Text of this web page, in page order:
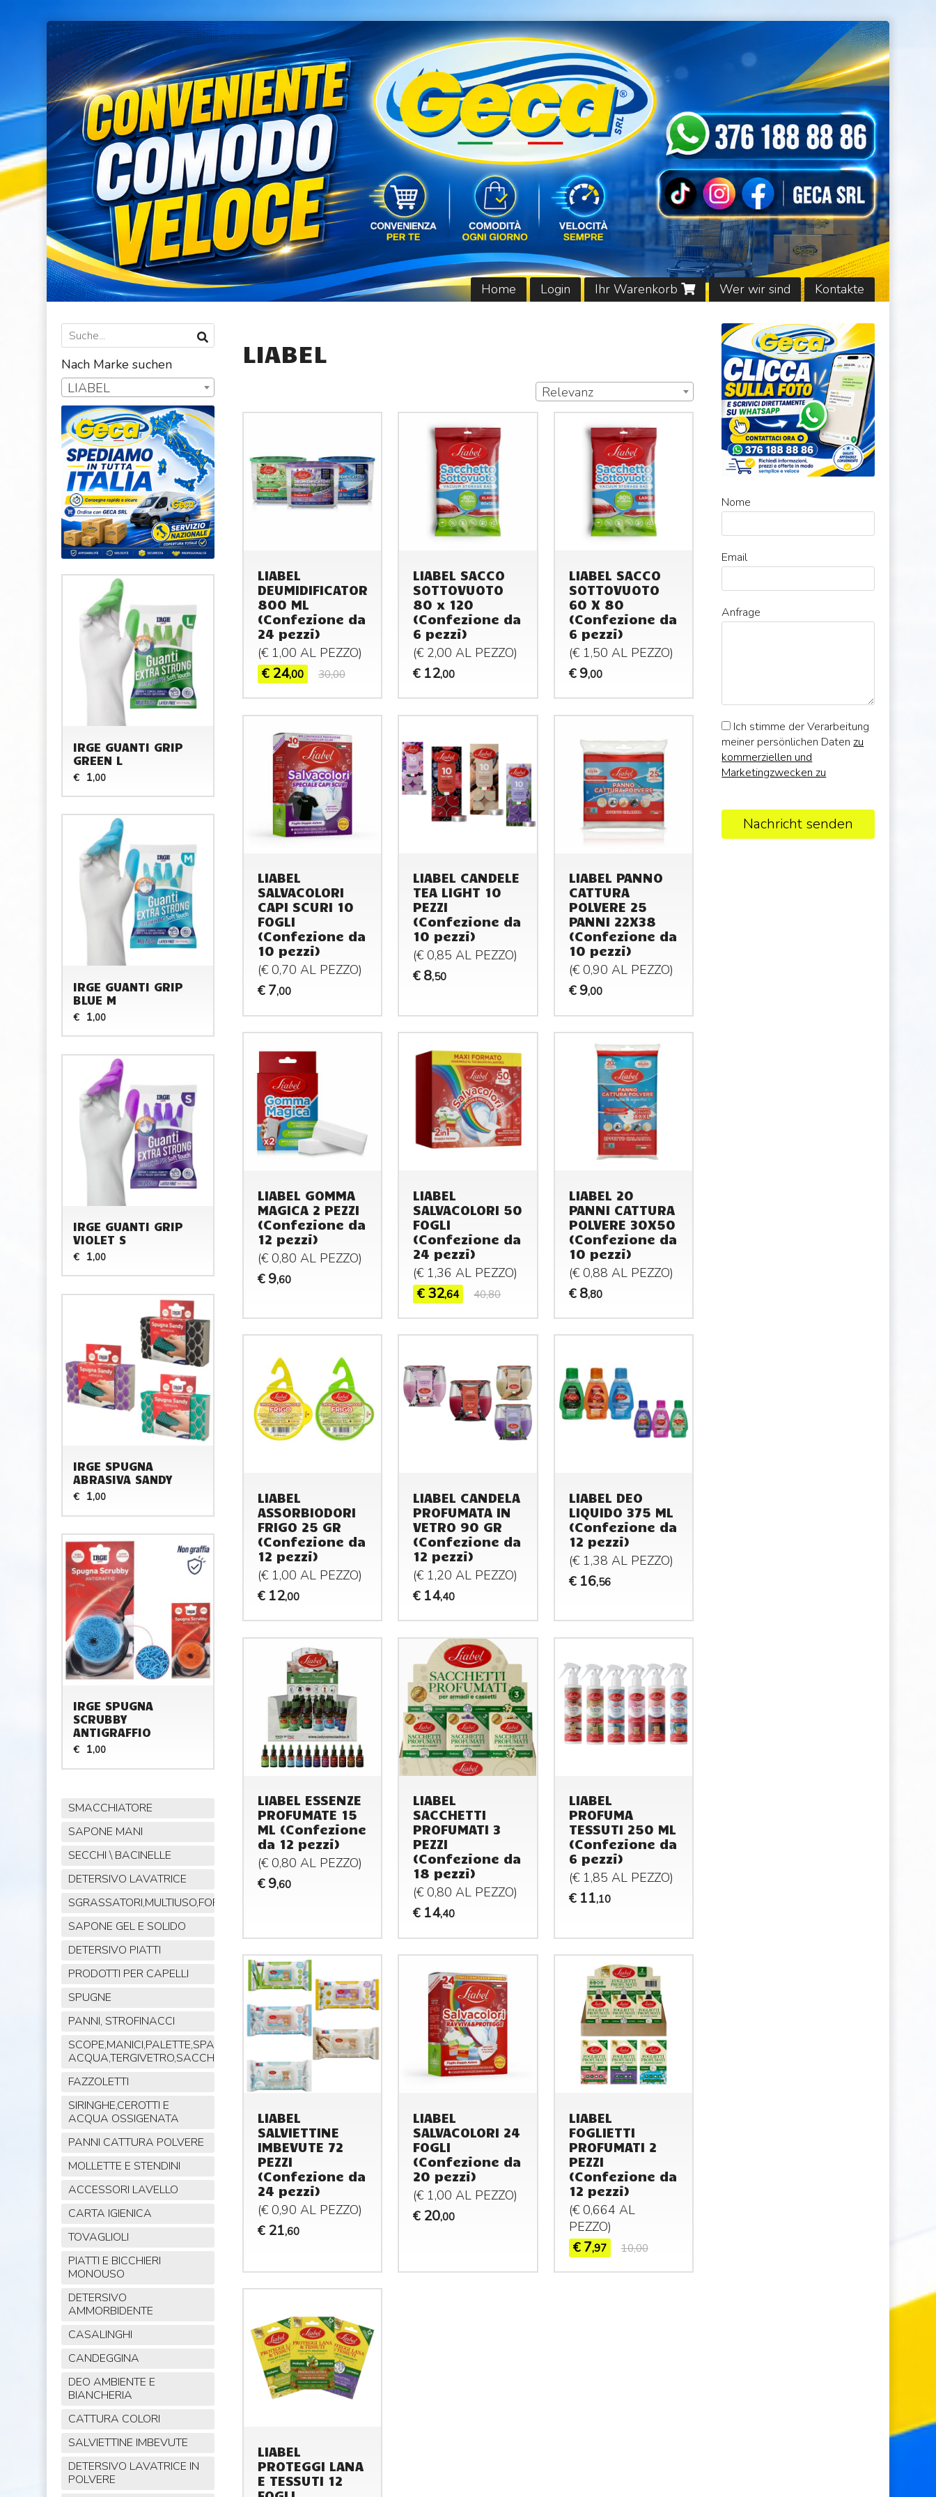
Home Login Ihr Warenkorb Wer wir sind Kontakte
LIABEL
Relevanz
LIABEL
DEUMIDIFICATORE
800 ML
(Confezione da
24 pezzi)
(€ 1,00 AL PEZZO)
€ 24,00 30,00
LIABEL SACCO
SOTTOVUOTO
80 x 120
(Confezione da
6 pezzi)
(€ 2,00 AL PEZZO)
€ 12,00
LIABEL SACCO
SOTTOVUOTO
60 X 80
(Confezione da
6 pezzi)
(€ 1,50 AL PEZZO)
€ 9,00
LIABEL
SALVACOLORI
CAPI SCURI 10
FOGLI
(Confezione da
10 pezzi)
(€ 0,70 AL PEZZO)
€ 7,00
LIABEL CANDELE
TEA LIGHT 10
PEZZI
(Confezione da
10 pezzi)
(€ 0,85 AL PEZZO)
€ 8,50
LIABEL PANNO
CATTURA
POLVERE 25
PANNI 22X38
(Confezione da
10 pezzi)
(€ 0,90 AL PEZZO)
€ 9,00
LIABEL GOMMA
MAGICA 2 PEZZI
(Confezione da
12 pezzi)
(€ 0,80 AL PEZZO)
€ 9,60
LIABEL
SALVACOLORI 50
FOGLI
(Confezione da
24 pezzi)
(€ 1,36 AL PEZZO)
€ 32,64 40,80
LIABEL 20
PANNI CATTURA
POLVERE 30X50
(Confezione da
10 pezzi)
(€ 0,88 AL PEZZO)
€ 8,80
LIABEL
ASSORBIODORI
FRIGO 25 GR
(Confezione da
12 pezzi)
(€ 1,00 AL PEZZO)
€ 12,00
LIABEL CANDELA
PROFUMATA IN
VETRO 90 GR
(Confezione da
12 pezzi)
(€ 1,20 AL PEZZO)
€ 14,40
LIABEL DEO
LIQUIDO 375 ML
(Confezione da
12 pezzi)
(€ 1,38 AL PEZZO)
€ 16,56
LIABEL ESSENZE
PROFUMATE 15
ML (Confezione
da 12 pezzi)
(€ 0,80 AL PEZZO)
€ 9,60
LIABEL
SACCHETTI
PROFUMATI 3
PEZZI
(Confezione da
18 pezzi)
(€ 0,80 AL PEZZO)
€ 14,40
LIABEL
PROFUMA
TESSUTI 250 ML
(Confezione da
6 pezzi)
(€ 1,85 AL PEZZO)
€ 11,10
LIABEL
SALVIETTINE
IMBEVUTE 72
PEZZI
(Confezione da
24 pezzi)
(€ 0,90 AL PEZZO)
€ 21,60
LIABEL
SALVACOLORI 24
FOGLI
(Confezione da
20 pezzi)
(€ 1,00 AL PEZZO)
€ 20,00
LIABEL
FOGLIETTI
PROFUMATI 2
PEZZI
(Confezione da
12 pezzi)
(€ 0,664 AL
PEZZO)
€ 7,97 10,00
LIABEL
PROTEGGI LANA
E TESSUTI 12
Nach Marke suchen
LIABEL
IRGE GUANTI GRIP
GREEN L
€ 1,00
IRGE GUANTI GRIP
BLUE M
€ 1,00
IRGE GUANTI GRIP
VIOLET S
€ 1,00
IRGE SPUGNA
ABRASIVA SANDY
€ 1,00
IRGE SPUGNA
SCRUBBY
ANTIGRAFFIO
€ 1,00
SMACCHIATORE
SAPONE MANI
SECCHI \ BACINELLE
DETERSIVO LAVATRICE
SGRASSATORI,MULTIUSO,FORNO,POLVERE,VETRI,AMMONIACA
SAPONE GEL E SOLIDO
DETERSIVO PIATTI
PRODOTTI PER CAPELLI
SPUGNE
PANNI, STROFINACCI
SCOPE,MANICI,PALETTE,SPAZZOLE,TIRA
ACQUA,TERGIVETRO,SACCHI,MOP
FAZZOLETTI
SIRINGHE,CEROTTI E
ACQUA OSSIGENATA
PANNI CATTURA POLVERE
MOLLETTE E STENDINI
ACCESSORI LAVELLO
CARTA IGIENICA
TOVAGLIOLI
PIATTI E BICCHIERI
MONOUSO
DETERSIVO
AMMORBIDENTE
CASALINGHI
CANDEGGINA
DEO AMBIENTE E
BIANCHERIA
CATTURA COLORI
SALVIETTINE IMBEVUTE
DETERSIVO LAVATRICE IN
POLVERE
Nome
Email
Anfrage
Ich stimme der Verarbeitung
meiner persönlichen Daten zu
kommerziellen und
Marketingzwecken zu
Nachricht senden